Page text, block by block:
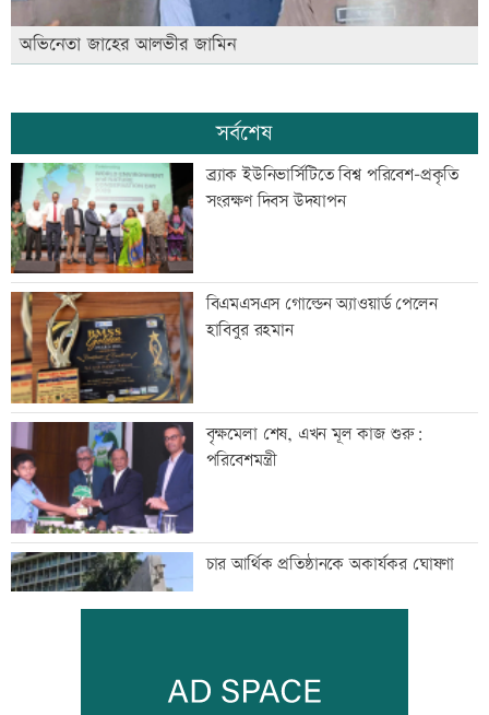
অভিনেতা জাহের আলভীর জামিন
সর্বশেষ
ব্র্যাক ইউনিভার্সিটিতে বিশ্ব পরিবেশ-প্রকৃতি
সংরক্ষণ দিবস উদযাপন
বিএমএসএস গোল্ডেন অ্যাওয়ার্ড পেলেন
হাবিবুর রহমান
বৃক্ষমেলা শেষ, এখন মূল কাজ শুরু:
পরিবেশমন্ত্রী
চার আর্থিক প্রতিষ্ঠানকে অকার্যকর ঘোষণা
জনগণের ভাগ্য নিয়ে ছিনিমিনি খেলতে দেয়া